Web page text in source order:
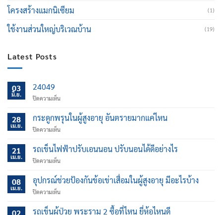
โครงสร้างแมกนิเซียม (1)
ใช้งานส่วนใหญ่บริเวณบ้าน (19)
Latest Posts
03
มิ.ย.
24049
ปิดความเห็นบน
28
เม.ย.
กระดูกพรุนในผู้สูงอายุ อันตรายมากแค่ไหน
ปิดความเห็นบน
พรุน
ใน
ผู้
อายุ
มาก
ไหน
21
เม.ย.
รถเข็นไฟฟ้าปรับเอนนอน ปรับนอนได้ดีอย่างไร
ปิดความเห็นบน
เข็น
ไฟฟ้า
ปรับ
นอน
08
เม.ย.
อุปกรณ์ช่วยป้องกันข้อเข่าเสื่อมในผู้สูงอายุ มีอะไรบ้าง
ปิดความเห็นบน
ช่วย
02 รถเข็นผู้ป่วย พระราม 2 ซื้อที่ไหน ยี่ห้อไหนดี